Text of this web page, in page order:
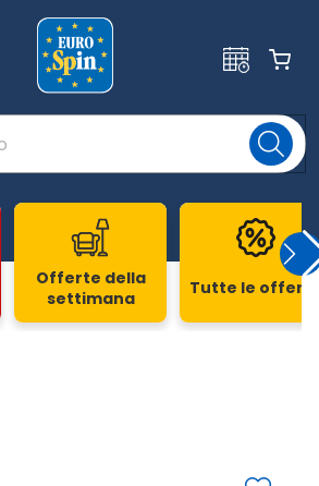
Offerte della
settimana
Tutte le